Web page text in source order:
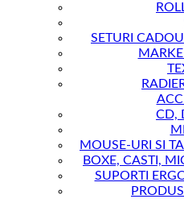
SETURI
CD,
MOUSE-URI SI
BOXE, CASTI,
SUPORTI